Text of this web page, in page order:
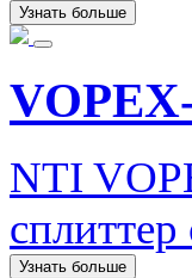
Узнать больше
NTI
Узнать больше